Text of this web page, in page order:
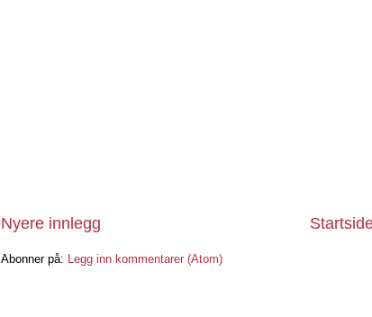
Nyere innlegg
Abonner på: Legg inn kommentarer (Atom)